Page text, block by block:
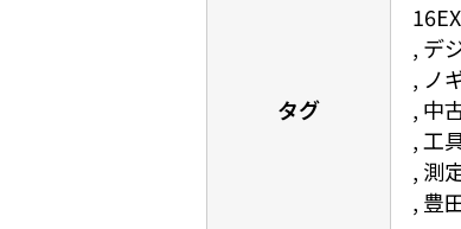
タグ
16EX
デ
ノ
中
工
測
豊